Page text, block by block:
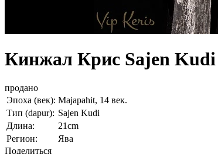
Кинжал Крис Sajen Kudi
продано
Эпоха (век): Majapahit, 14 век.
Тип (dapur): Sajen Kudi
Длина:
21cm
Регион:
Ява
Поделиться